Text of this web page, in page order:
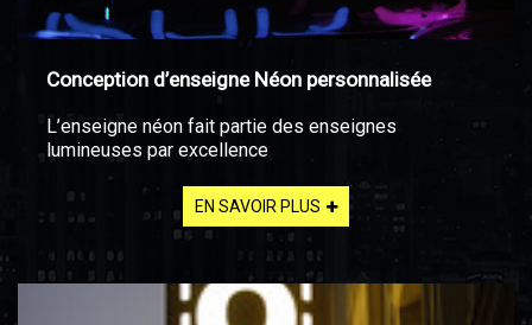
Conception d’enseigne Néon personnalisée
L’enseigne néon fait partie des enseignes
lumineuses par excellence
EN SAVOIR PLUS